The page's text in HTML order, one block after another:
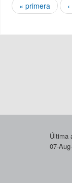
Páginas
« primera
Última
07-